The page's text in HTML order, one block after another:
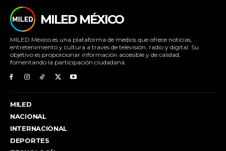
MILED MÉXICO
MILED México es una plataforma de medios que ofrece noticias,
entretenimiento y cultura a través de televisión, radio y digital. Su
objetivo es proporcionar información accesible y de calidad,
fomentando la participación ciudadana.
MILED
NACIONAL
INTERNACIONAL
DEPORTES